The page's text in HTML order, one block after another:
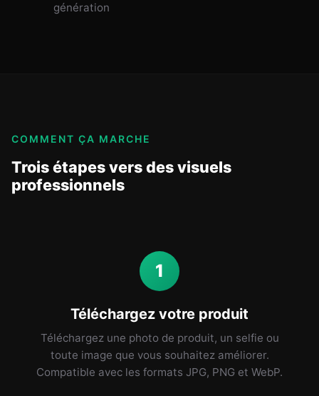
génération
COMMENT ÇA MARCHE
Trois étapes vers des visuels
professionnels
1
Téléchargez votre produit
Téléchargez une photo de produit, un selfie ou
toute image que vous souhaitez améliorer.
Compatible avec les formats JPG, PNG et WebP.